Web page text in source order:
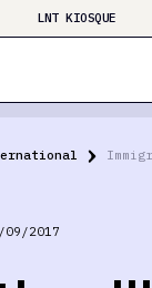
LNT KIOSQUE
09/2017